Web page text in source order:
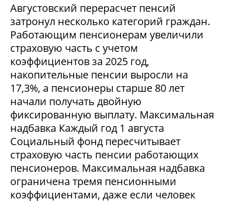
Августовский перерасчет пенсий
затронул несколько категорий граждан.
Работающим пенсионерам увеличили
страховую часть с учетом
коэффициентов за 2025 год,
накопительные пенсии выросли на
17,3%, а пенсионеры старше 80 лет
начали получать двойную
фиксированную выплату. Максимальная
надбавка Каждый год 1 августа
Социальный фонд пересчитывает
страховую часть пенсии работающих
пенсионеров. Максимальная надбавка
ограничена тремя пенсионными
коэффициентами, даже если человек